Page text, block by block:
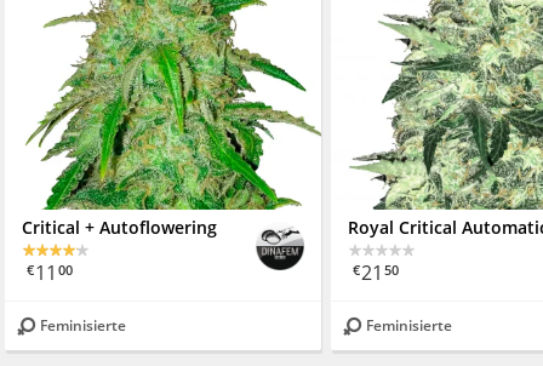
Critical + Autoflowering
€11 00
Feminisierte
Royal Critical
€21 50
Feminisierte